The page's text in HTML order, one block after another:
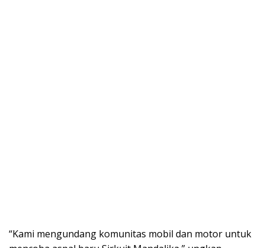
“Kami mengundang komunitas mobil dan motor untuk